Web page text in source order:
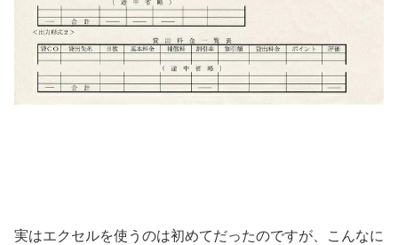
実はエクセルを使うのは初めてだったのですが、こんなに